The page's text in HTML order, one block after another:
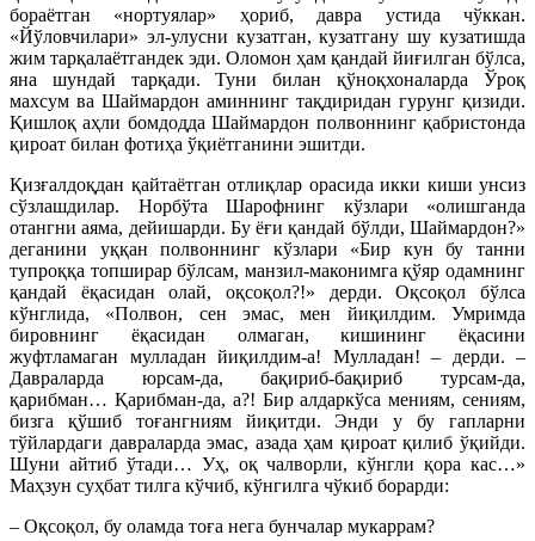
бораётган «нортуялар» ҳориб, давра устида чўккан.
«Йўловчилари» эл-улусни кузатган, кузатгану шу кузатишда
жим тарқалаётгандек эди. Оломон ҳам қандай йиғилган бўлса,
яна шундай тарқади. Туни билан қўноқхоналарда Ўроқ
махсум ва Шаймардон аминнинг тақдиридан гурунг қизиди.
Қишлоқ аҳли бомдодда Шаймардон полвоннинг қабристонда
қироат билан фотиҳа ўқиётганини эшитди.
Қизғалдоқдан қайтаётган отлиқлар орасида икки киши унсиз
сўзлашдилар. Норбўта Шарофнинг кўзлари «олишганда
отангни аяма, дейишарди. Бу ёғи қандай бўлди, Шаймардон?»
деганини уққан полвоннинг кўзлари «Бир кун бу танни
тупроққа топширар бўлсам, манзил-маконимга қўяр одамнинг
қандай ёқасидан олай, оқсоқол?!» дерди. Оқсоқол бўлса
кўнглида, «Полвон, сен эмас, мен йиқилдим. Умримда
бировнинг ёқасидан олмаган, кишининг ёқасини
жуфтламаган мулладан йиқилдим-а! Мулладан! – дерди. –
Давраларда юрсам-да, бақириб-бақириб турсам-да,
қарибман… Қарибман-да, а?! Бир алдаркўса мениям, сениям,
бизга қўшиб тоғангниям йиқитди. Энди у бу гапларни
тўйлардаги давраларда эмас, азада ҳам қироат қилиб ўқийди.
Шуни айтиб ўтади… Уҳ, оқ чалворли, кўнгли қора кас…»
Маҳзун суҳбат тилга кўчиб, кўнгилга чўкиб борарди:
– Оқсоқол, бу оламда тоға нега бунчалар мукаррам?